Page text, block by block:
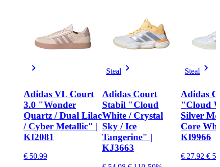
Adidas VL Court
3.0 "Wonder
Quartz / Dual Lilac
/ Cyber Metallic" |
KI2081
€ 50.99
Steal
Adidas Court
Stabil "Cloud
White / Crystal
Sky / Ice
Tangerine" |
KJ3663
Steal
Adidas
"Cloud
Silver
Core
KI9966
€ 27.92 €